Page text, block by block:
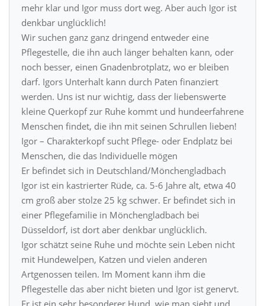
mehr klar und Igor muss dort weg. Aber auch Igor ist
denkbar unglücklich!
Wir suchen ganz ganz dringend entweder eine
Pflegestelle, die ihn auch länger behalten kann, oder
noch besser, einen Gnadenbrotplatz, wo er bleiben
darf. Igors Unterhalt kann durch Paten finanziert
werden. Uns ist nur wichtig, dass der liebenswerte
kleine Querkopf zur Ruhe kommt und hundeerfahrene
Menschen findet, die ihn mit seinen Schrullen lieben!
Igor – Charakterkopf sucht Pflege- oder Endplatz bei
Menschen, die das Individuelle mögen
Er befindet sich in Deutschland/Mönchengladbach
Igor ist ein kastrierter Rüde, ca. 5-6 Jahre alt, etwa 40
cm groß aber stolze 25 kg schwer. Er befindet sich in
einer Pflegefamilie in Mönchengladbach bei
Düsseldorf, ist dort aber denkbar unglücklich.
Igor schätzt seine Ruhe und möchte sein Leben nicht
mit Hundewelpen, Katzen und vielen anderen
Artgenossen teilen. Im Moment kann ihm die
Pflegestelle das aber nicht bieten und Igor ist genervt.